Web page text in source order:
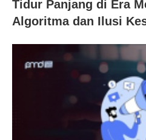
Tidur Panjang di Era
Algoritma dan Ilusi